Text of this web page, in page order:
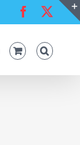
Facebook